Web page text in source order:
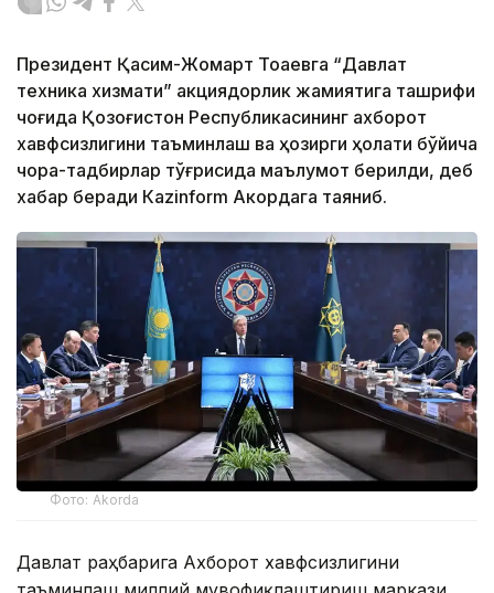
Президент Қасим-Жомарт Тоқаевга “Давлат
техника хизмати” акциядорлик жамиятига ташрифи
чоғида Қозоғистон Республикасининг ахборот
хавфсизлигини таъминлаш ва ҳозирги ҳолати бўйича
чора-тадбирлар тўғрисида маълумот берилди, деб
хабар беради Каzinform Акордага таяниб.
Фото: Akorda
Давлат раҳбарига Ахборот хавфсизлигини